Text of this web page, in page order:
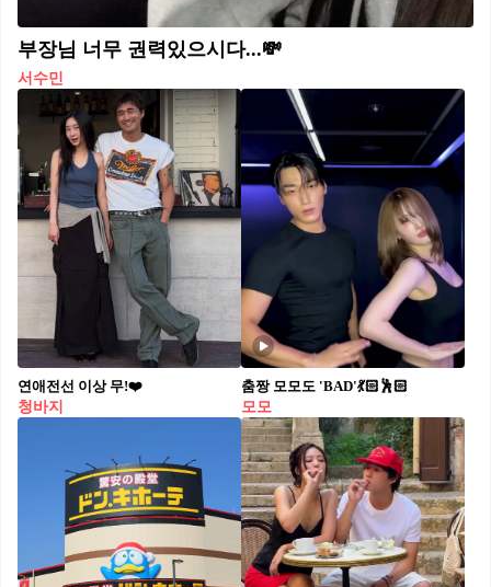
부장님 너무 권력있으시다...💸
서수민
연애전선 이상 무!❤️
청바지
춤짱 모모도 'BAD'💃🏻🕺🏻
모모